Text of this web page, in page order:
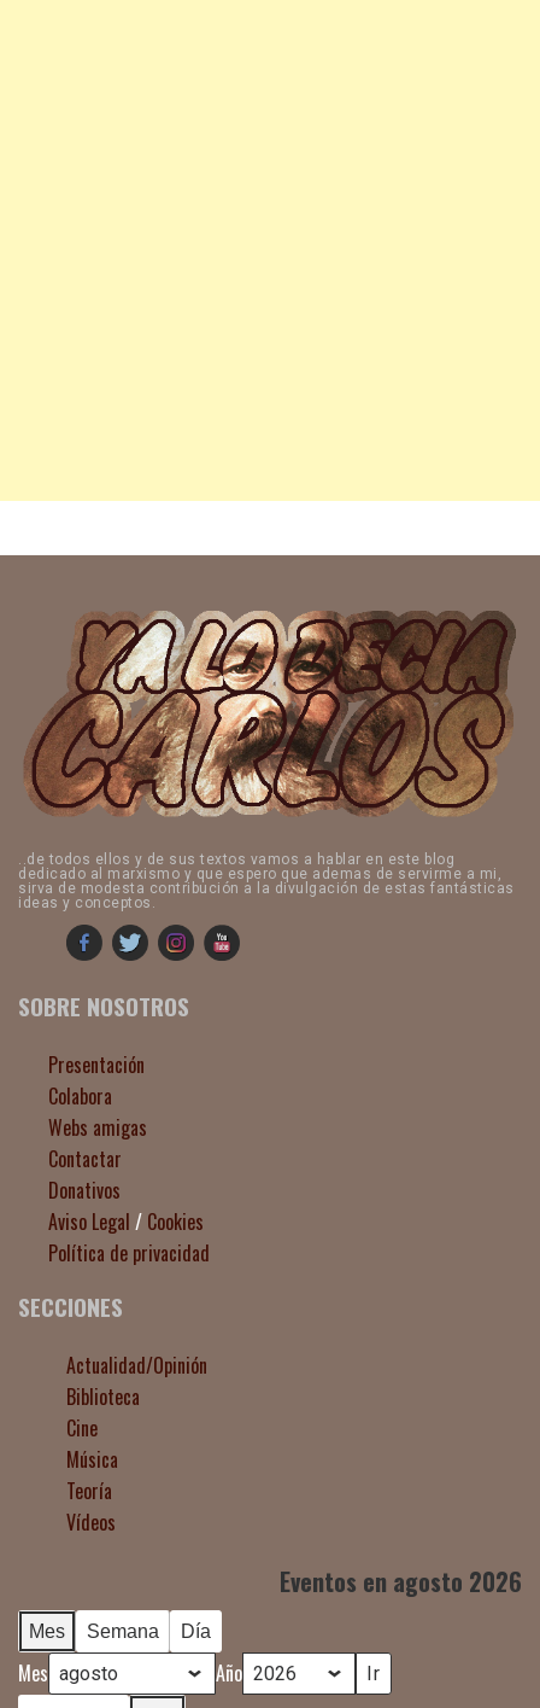
..de todos ellos y de sus textos vamos a hablar en este blog
dedicado al marxismo y que espero que ademas de servirme a mi,
sirva de modesta contribución a la divulgación de estas fantásticas
ideas y conceptos.
SOBRE NOSOTROS
Presentación
Colabora
Webs amigas
Contactar
Donativos
Aviso Legal / Cookies
Política de privacidad
SECCIONES
Actualidad/Opinión
Biblioteca
Cine
Música
Teoría
Vídeos
Eventos en agosto 2026
Mes Semana Día
Mes Año